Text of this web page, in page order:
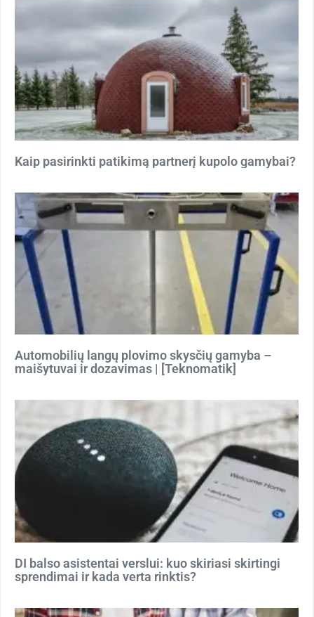
Kaip pasirinkti patikimą partnerį kupolo gamybai?
Automobilių langų plovimo skysčių gamyba –
maišytuvai ir dozavimas | [Teknomatik]
DI balso asistentai verslui: kuo skiriasi skirtingi
sprendimai ir kada verta rinktis?